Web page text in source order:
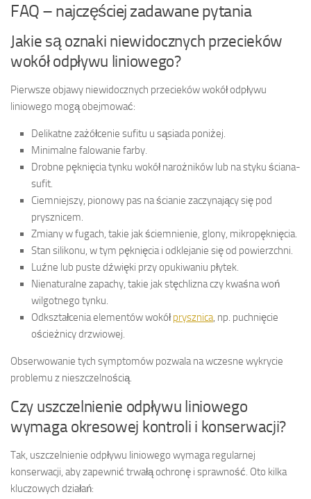
FAQ – najczęściej zadawane pytania
Jakie są oznaki niewidocznych przecieków
wokół odpływu liniowego?
Pierwsze objawy niewidocznych przecieków wokół odpływu
liniowego mogą obejmować:
Delikatne zażółcenie sufitu u sąsiada poniżej.
Minimalne falowanie farby.
Drobne pęknięcia tynku wokół narożników lub na styku ściana-
sufit.
Ciemniejszy, pionowy pas na ścianie zaczynający się pod
prysznicem.
Zmiany w fugach, takie jak ściemnienie, glony, mikropęknięcia.
Stan silikonu, w tym pęknięcia i odklejanie się od powierzchni.
Luźne lub puste dźwięki przy opukiwaniu płytek.
Nienaturalne zapachy, takie jak stęchlizna czy kwaśna woń
wilgotnego tynku.
Odkształcenia elementów wokółprysznica, np. puchnięcie
ościeżnicy drzwiowej.
Obserwowanie tych symptomów pozwala na wczesne wykrycie
problemu z nieszczelnością.
Czy uszczelnienie odpływu liniowego
wymaga okresowej kontroli i konserwacji?
Tak, uszczelnienie odpływu liniowego wymaga regularnej
konserwacji, aby zapewnić trwałą ochronę i sprawność. Oto kilka
kluczowych działań: